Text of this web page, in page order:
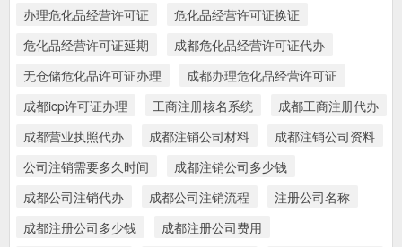
办理危化品经营许可证
危化品经营许可证换证
危化品经营许可证延期
成都危化品经营许可证代办
无仓储危化品许可证办理
成都办理危化品经营许可证
成都icp许可证办理
工商注册核名系统
成都工商注册代办
成都营业执照代办
成都注销公司材料
成都注销公司资料
公司注销需要多久时间
成都注销公司多少钱
成都公司注销代办
成都公司注销流程
注册公司名称
成都注册公司多少钱
成都注册公司费用